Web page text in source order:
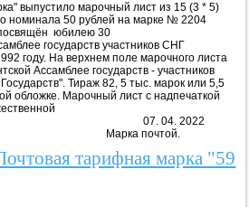
выпустило марочный лист из 15 (3 * 5)
номинала 50 рублей на марке № 2204
юбилею 30
государств участников СНГ
году. На верхнем поле марочного листа
Ассамблее государств - участников
Тираж 82, 5 тыс. марок или 5,5
обложке. Марочный лист с надпечаткой
07. 04. 2022
почтой.
тарифная марка "59